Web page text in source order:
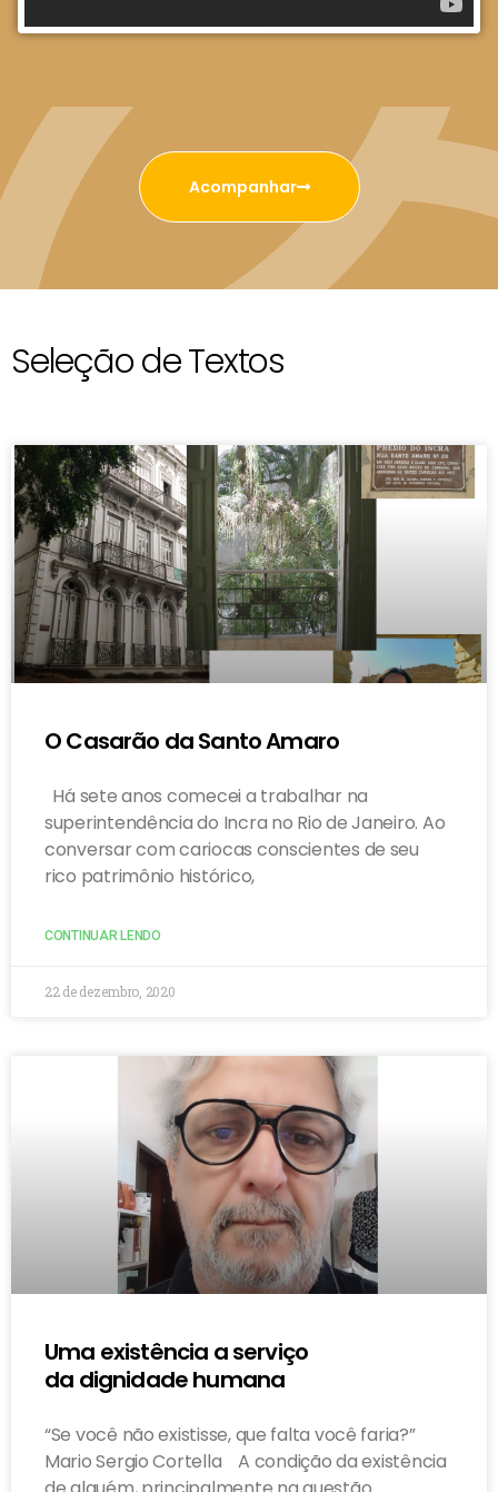
Acompanhar
Seleção de Textos
O Casarão da Santo Amaro
Há sete anos comecei a trabalhar na
superintendência do Incra no Rio de Janeiro. Ao
conversar com cariocas conscientes de seu
rico patrimônio histórico,
CONTINUAR LENDO
22 de dezembro, 2020
Uma existência a serviço
da dignidade humana
“Se você não existisse, que falta você faria?”
Mario Sergio Cortella A condição da existência